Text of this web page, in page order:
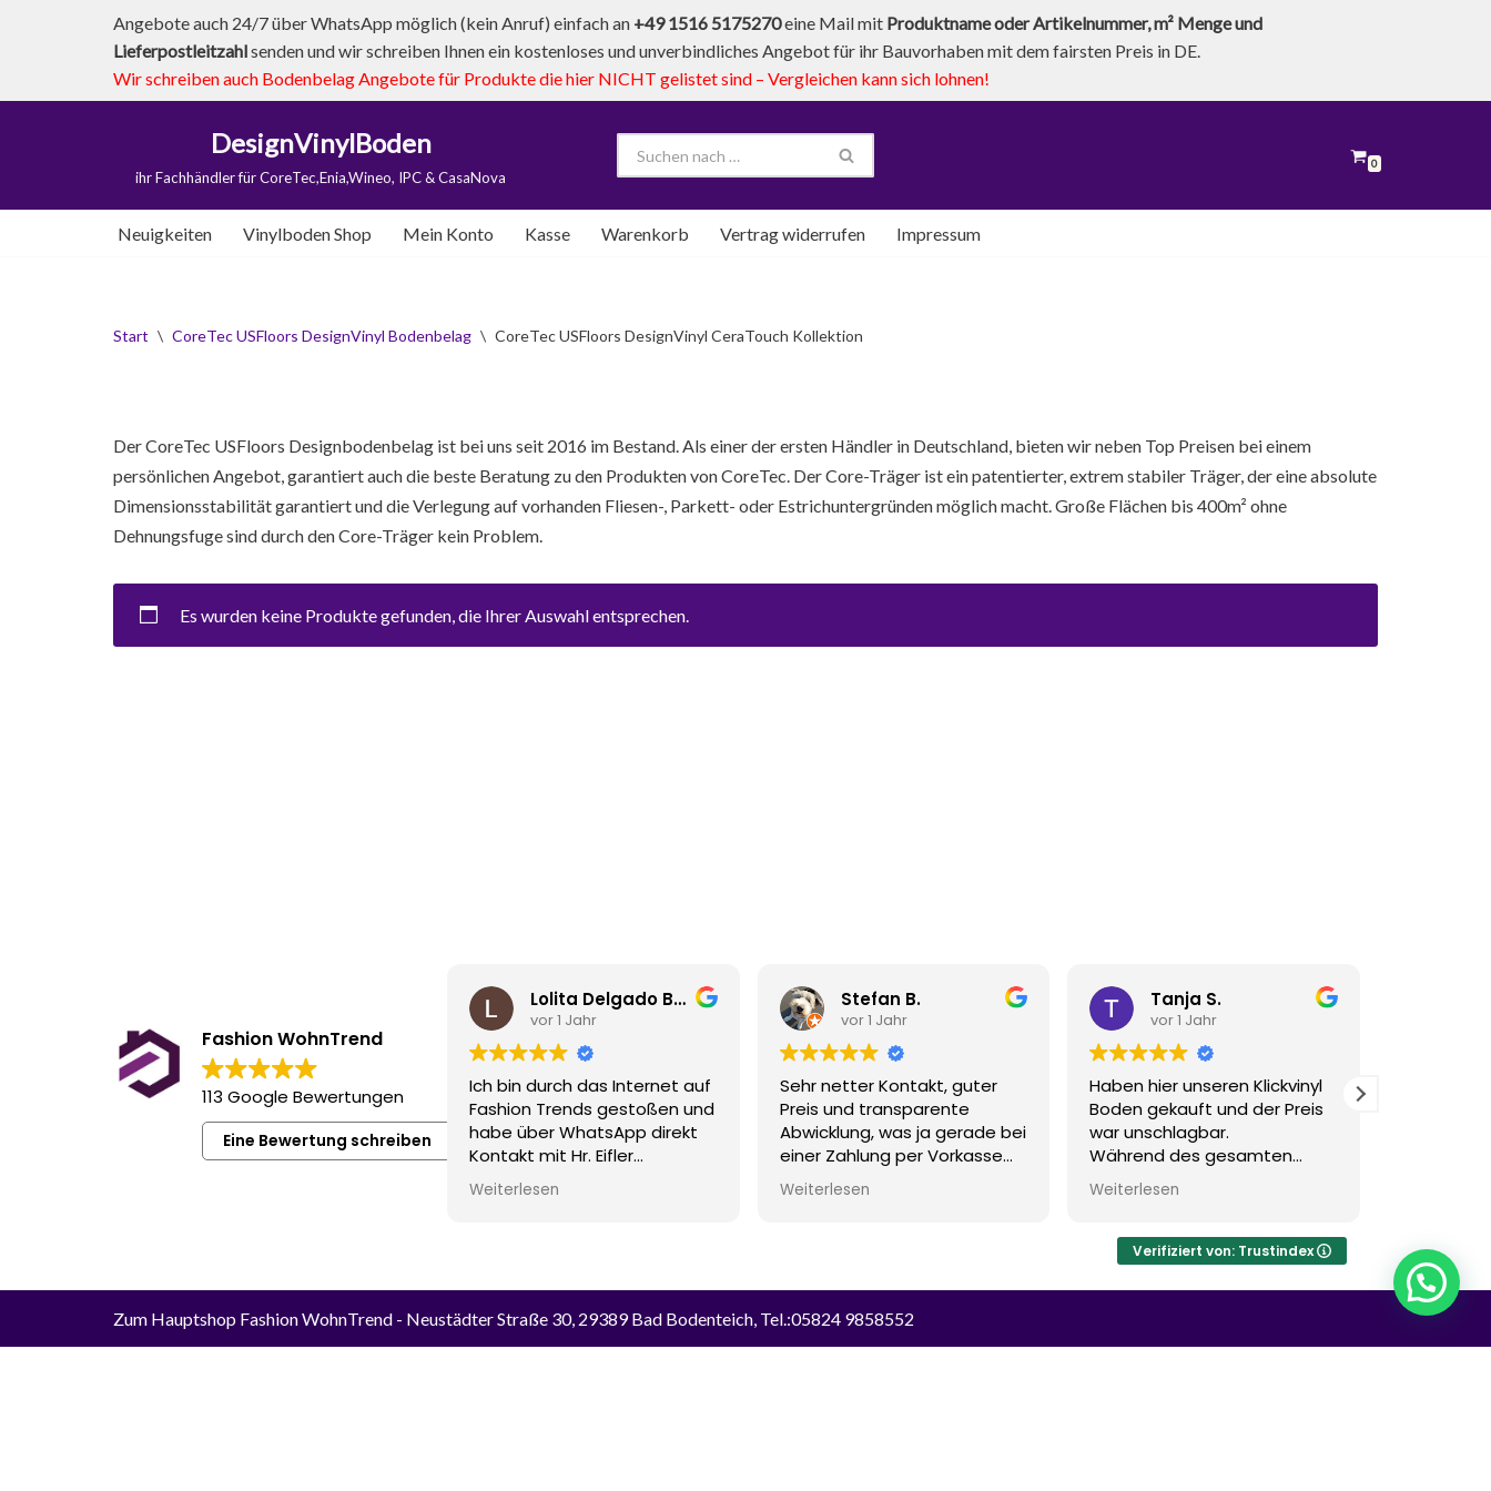
Angebote auch 24/7 über WhatsApp möglich (kein Anruf) einfach an +49 1516 5175270eine Mail mit Produktname oder Artikelnummer, m² Menge und
Lieferpostleitzahlsenden und wir schreiben Ihnen ein kostenloses und unverbindliches Angebot für ihr Bauvorhaben mit dem fairsten Preis in DE.
Wir schreiben auch Bodenbelag Angebote für Produkte die hier NICHT gelistet sind – Vergleichen kann sich lohnen!
DesignVinylBoden
ihr Fachhändler für CoreTec,Enia,Wineo, IPC & CasaNova
0
Neuigkeiten Vinylboden Shop Mein Konto Kasse Warenkorb Vertrag widerrufen Impressum
Start \ CoreTec USFloors DesignVinyl Bodenbelag \ CoreTec USFloors DesignVinyl CeraTouch Kollektion
Der CoreTec USFloors Designbodenbelag ist bei uns seit 2016 im Bestand. Als einer der ersten Händler in Deutschland, bieten wir neben Top Preisen bei einem
persönlichen Angebot, garantiert auch die beste Beratung zu den Produkten von CoreTec. Der Core-Träger ist ein patentierter, extrem stabiler Träger, der eine absolute
Dimensionsstabilität garantiert und die Verlegung auf vorhanden Fliesen-, Parkett- oder Estrichuntergründen möglich macht. Große Flächen bis 400m² ohne
Dehnungsfuge sind durch den Core-Träger kein Problem.
Es wurden keine Produkte gefunden, die Ihrer Auswahl entsprechen.
Fashion WohnTrend
113 Google Bewertungen
Eine Bewertung schreiben
Lolita Delgado Bachmann
vor 1 Jahr
Ich bin durch das Internet auf
Fashion Trends gestoßen und
habe über WhatsApp direkt
Kontakt mit Hr. Eifler
aufgenommen.
Er hat mir umgehend ein
Vorstellungen entsprach.
Anfangs war ich etwas
unsicher wegen der Vorkasse,
Weiterlesen
Stefan B.
vor 1 Jahr
Sehr netter Kontakt, guter
Preis und transparente
Abwicklung, was ja gerade bei
einer Zahlung per Vorkasse
nicht unwichtig ist.
Weiterlesen
Tanja S.
vor 1 Jahr
Haben hier unseren Klickvinyl
Boden gekauft und der Preis
war unschlagbar.
Während des gesamten
Prozesses wurden wir stets
auf dem Laufenden gehalten.
schnell und zuvorkommend.
Weiterlesen
Verifiziert von: Trustindex
Zum Hauptshop Fashion WohnTrend - Neustädter Straße 30, 29389 Bad Bodenteich, Tel.:05824 9858552